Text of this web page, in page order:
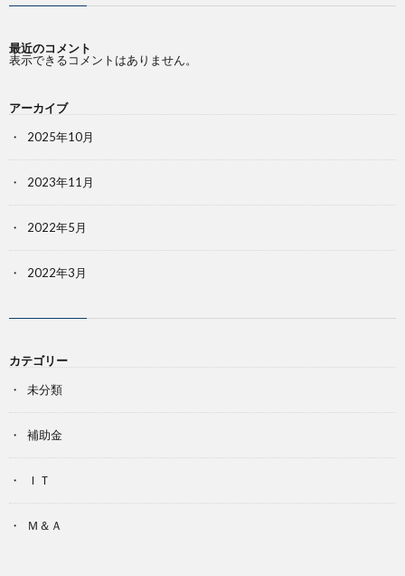
最近のコメント
表示できるコメントはありません。
アーカイブ
2025年10月
2023年11月
2022年5月
2022年3月
カテゴリー
未分類
補助金
ＩＴ
Ｍ＆Ａ